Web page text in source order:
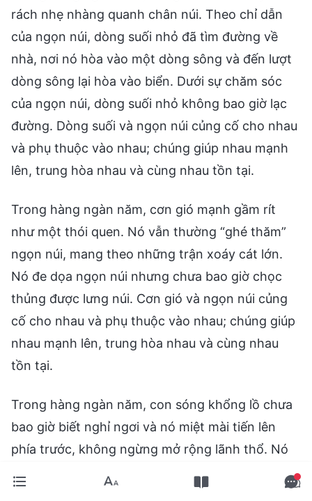
rách nhẹ nhàng quanh chân núi. Theo chỉ dẫn
của ngọn núi, dòng suối nhỏ đã tìm đường về
nhà, nơi nó hòa vào một dòng sông và đến lượt
dòng sông lại hòa vào biển. Dưới sự chăm sóc
của ngọn núi, dòng suối nhỏ không bao giờ lạc
đường. Dòng suối và ngọn núi củng cố cho nhau
và phụ thuộc vào nhau; chúng giúp nhau mạnh
lên, trung hòa nhau và cùng nhau tồn tại.
Trong hàng ngàn năm, cơn gió mạnh gầm rít
như một thói quen. Nó vẫn thường “ghé thăm”
ngọn núi, mang theo những trận xoáy cát lớn.
Nó đe dọa ngọn núi nhưng chưa bao giờ chọc
thủng được lưng núi. Cơn gió và ngọn núi củng
cố cho nhau và phụ thuộc vào nhau; chúng giúp
nhau mạnh lên, trung hòa nhau và cùng nhau
tồn tại.
Trong hàng ngàn năm, con sóng khổng lồ chưa
bao giờ biết nghỉ ngơi và nó miệt mài tiến lên
phía trước, không ngừng mở rộng lãnh thổ. Nó
núi chưa bao giờ nhúc nhích một phân. Ngọn núi